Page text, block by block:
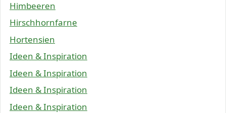
Himbeeren
Hirschhornfarne
Hortensien
Ideen & Inspiration
Ideen & Inspiration
Ideen & Inspiration
Ideen & Inspiration